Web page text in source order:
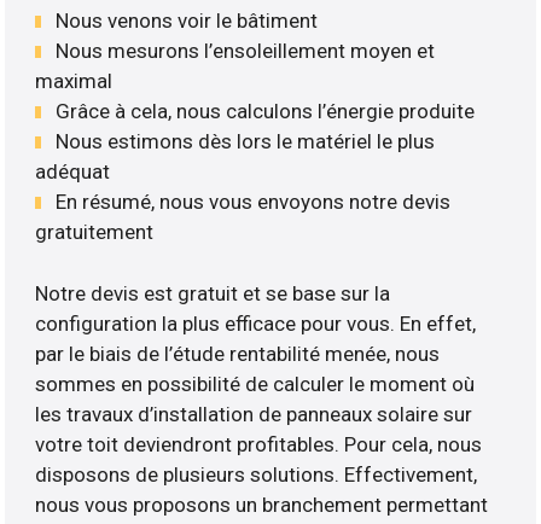
Nous venons voir le bâtiment
Nous mesurons l’ensoleillement moyen et
maximal
Grâce à cela, nous calculons l’énergie produite
Nous estimons dès lors le matériel le plus
adéquat
En résumé, nous vous envoyons notre devis
gratuitement
Notre devis est gratuit et se base sur la
configuration la plus efficace pour vous. En effet,
par le biais de l’étude rentabilité menée, nous
sommes en possibilité de calculer le moment où
les travaux d’installation de panneaux solaire sur
votre toit deviendront profitables. Pour cela, nous
disposons de plusieurs solutions. Effectivement,
nous vous proposons un branchement permettant